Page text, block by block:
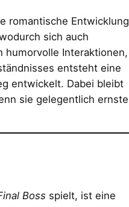
romantische Entwicklung
sich auch
humorvolle Interaktionen,
entsteht eine
entwickelt. Dabei bleibt
sie gelegentlich ernste
Boss spielt, ist eine